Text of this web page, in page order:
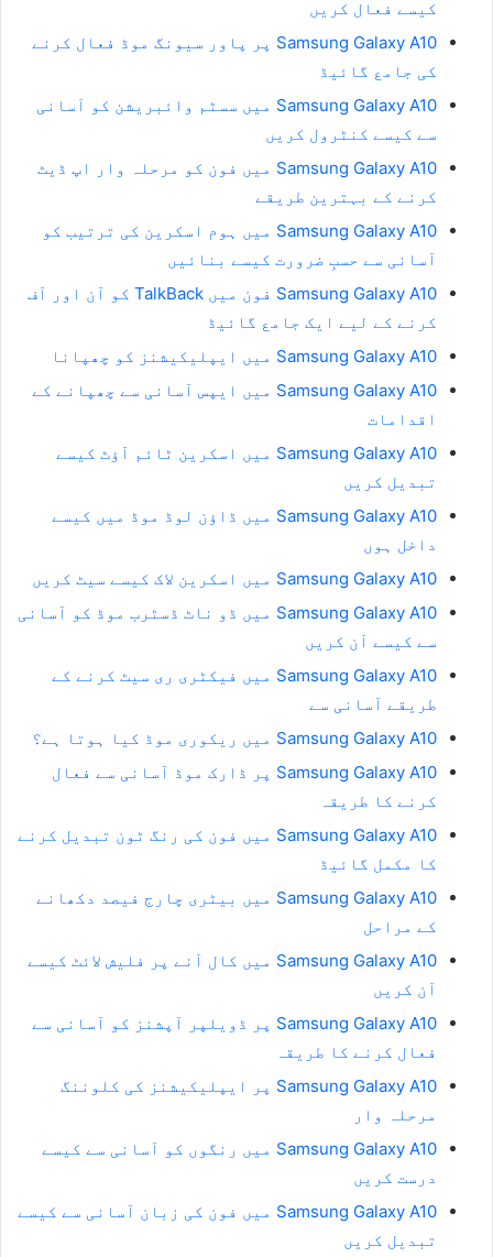
کیسے فعال کریں
Samsung Galaxy A10 پر پاور سیونگ موڈ فعال کرنے
کی جامع گائیڈ
Samsung Galaxy A10 میں سسٹم وائبریشن کو آسانی
سے کیسے کنٹرول کریں
Samsung Galaxy A10 میں فون کو مرحلہ وار اپ ڈیٹ
کرنے کے بہترین طریقے
Samsung Galaxy A10 میں ہوم اسکرین کی ترتیب کو
آسانی سے حسبِ ضرورت کیسے بنائیں
Samsung Galaxy A10 فون میں TalkBack کو آن اور آف
کرنے کے لیے ایک جامع گائیڈ
Samsung Galaxy A10 میں ایپلیکیشنز کو چھپانا
Samsung Galaxy A10 میں ایپس آسانی سے چھپانے کے
اقدامات
Samsung Galaxy A10 میں اسکرین ٹائم آؤٹ کیسے
تبدیل کریں
Samsung Galaxy A10 میں ڈاؤن لوڈ موڈ میں کیسے
داخل ہوں
Samsung Galaxy A10 میں اسکرین لاک کیسے سیٹ کریں
Samsung Galaxy A10 میں ڈو ناٹ ڈسٹرب موڈ کو آسانی
سے کیسے آن کریں
Samsung Galaxy A10 میں فیکٹری ری سیٹ کرنے کے
طریقے آسانی سے
Samsung Galaxy A10 میں ریکوری موڈ کیا ہوتا ہے؟
Samsung Galaxy A10 پر ڈارک موڈ آسانی سے فعال
کرنے کا طریقہ
Samsung Galaxy A10 میں فون کی رنگ ٹون تبدیل کرنے
کا مکمل گائیڈ
Samsung Galaxy A10 میں بیٹری چارج فیصد دکھانے
کے مراحل
Samsung Galaxy A10 میں کال آنے پر فلیش لائٹ کیسے
آن کریں
Samsung Galaxy A10 پر ڈویلپر آپشنز کو آسانی سے
فعال کرنے کا طریقہ
Samsung Galaxy A10 پر ایپلیکیشنز کی کلوننگ
مرحلہ وار
Samsung Galaxy A10 میں رنگوں کو آسانی سے کیسے
درست کریں
Samsung Galaxy A10 میں فون کی زبان آسانی سے کیسے
تبدیل کریں